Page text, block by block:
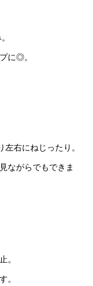
に◎。
右にねじったり。
ながらでもできま
。
。